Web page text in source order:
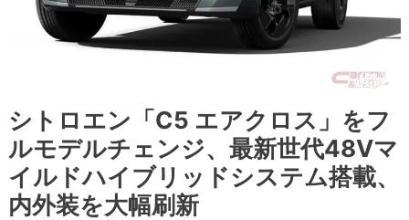
シトロエン「C5 エアクロス」をフ
ルモデルチェンジ、最新世代48Vマ
イルドハイブリッドシステム搭載、
内外装を大幅刷新